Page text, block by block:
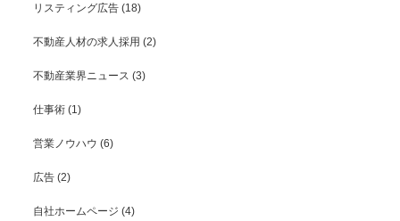
リスティング広告 (18)
不動産人材の求人採用 (2)
不動産業界ニュース (3)
仕事術 (1)
営業ノウハウ (6)
広告 (2)
自社ホームページ (4)